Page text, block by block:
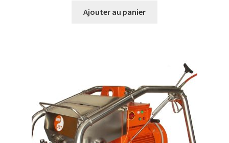
Ajouter au panier